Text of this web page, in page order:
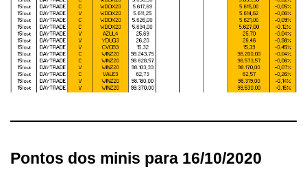
Pontos dos minis para 16/10/2020